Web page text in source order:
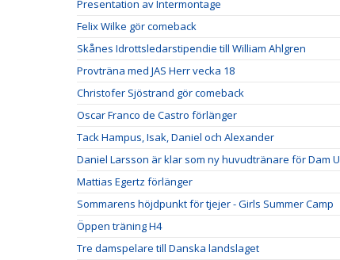
Presentation av Intermontage
Felix Wilke gör comeback
Skånes Idrottsledarstipendie till William Ahlgren
Provträna med JAS Herr vecka 18
Christofer Sjöstrand gör comeback
Oscar Franco de Castro förlänger
Tack Hampus, Isak, Daniel och Alexander
Daniel Larsson är klar som ny huvudtränare för Dam U
Mattias Egertz förlänger
Sommarens höjdpunkt för tjejer - Girls Summer Camp
Öppen träning H4
Tre damspelare till Danska landslaget